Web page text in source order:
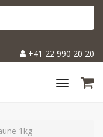
+41 22 990 20 20
Toggle
1kg